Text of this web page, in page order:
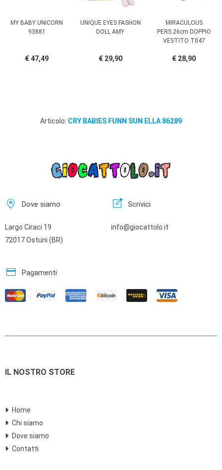
MY BABY UNICORN
93881
€ 47,49
UNIQUE EYES FASHON
DOLL AMY
€ 29,90
MIRACULOUS
PERS.26cm DOPPIO
VESTITO T047
€ 28,90
Articolo: CRY BABIES FUNN SUN ELLA 86289
home_pin Dove siamo
Largo Ciraci 19
72017 Ostuni (BR)
edit_square Scrivici
info@giocattolo.it
credit_card Pagamenti
IL NOSTRO STORE
Home
Chi siamo
Dove siamo
Contatti